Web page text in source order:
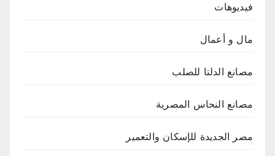
فيديوهات
مال و أعمال
مصانع الدلتا للصلب
مصانع النحاس المصرية
مصر الجديدة للإسكان والتعمير